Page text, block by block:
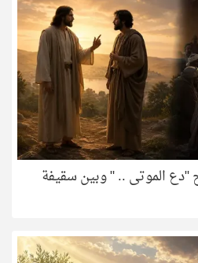
الموتى .. " وبين سقيفة